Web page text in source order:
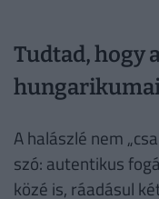
Tudtad, hogy
A halászlé nem
szó: autentikus
közé is, ráadásul